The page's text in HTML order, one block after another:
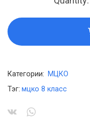
Категории: МЦКО
Тэг: мцко 8 класс